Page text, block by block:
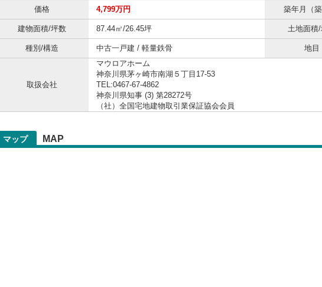
価格 4,799万円 築年月（
建物面積/坪数 87.44㎡/26.45坪 土地面積/
種別/構造 中古一戸建 / 軽量鉄骨 地目
取扱会社
マウロアホーム
神奈川県茅ヶ崎市南湖５丁目17-53
TEL:0467-67-4862
神奈川県知事 (3) 第28272号
（社）全国宅地建物取引業保証協会会員
マップ MAP